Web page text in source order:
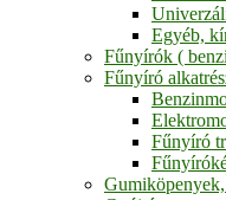
Egyéb,
Fűnyírók (
Fűnyíró
Fűnyíró